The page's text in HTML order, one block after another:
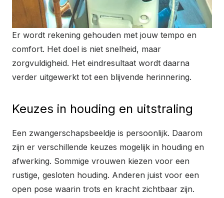
Er wordt rekening gehouden met jouw tempo en
comfort. Het doel is niet snelheid, maar
zorgvuldigheid. Het eindresultaat wordt daarna
verder uitgewerkt tot een blijvende herinnering.
Keuzes in houding en uitstraling
Een zwangerschapsbeeldje is persoonlijk. Daarom
zijn er verschillende keuzes mogelijk in houding en
afwerking. Sommige vrouwen kiezen voor een
rustige, gesloten houding. Anderen juist voor een
open pose waarin trots en kracht zichtbaar zijn.